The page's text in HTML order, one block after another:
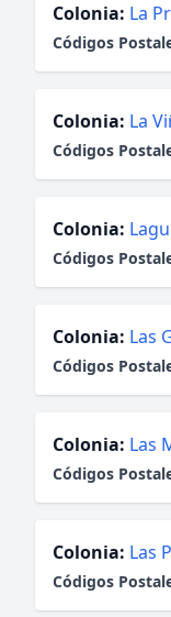
Colonia: La
Códigos
Colonia: La
Códigos
Colonia:
Códigos
Colonia: Las
Códigos
Colonia: Las
Códigos
Colonia: Las
Códigos